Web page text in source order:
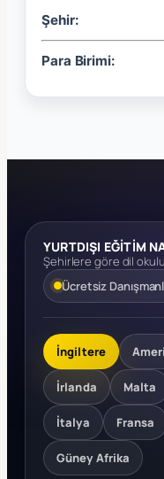
Şehir:
Para Birimi:
YURTDIŞI EĞİTİM
Şehirlere göre dil
Ücretsiz
İngiltere
İrlanda Malta
İtalya Fransa
Güney Afrika